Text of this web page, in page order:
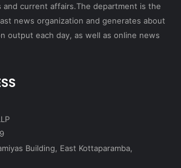
and current affairs.The department is the
news organization and generates about
output each day, as well as online news
Building, East Kottaparamba,